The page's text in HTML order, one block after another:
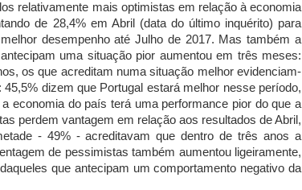
relativamente mais optimistas em relação à economia
de 28,4% em Abril (data do último inquérito) para
desempenho até Julho de 2017. Mas também a
uma situação pior aumentou em três meses:
os que acreditam numa situação melhor evidenciam-
dizem que Portugal estará melhor nesse período,
economia do país terá uma performance pior do que a
perdem vantagem em relação aos resultados de Abril,
- 49% - acreditavam que dentro de três anos a
de pessimistas também aumentou ligeiramente,
que antecipam um comportamento negativo da